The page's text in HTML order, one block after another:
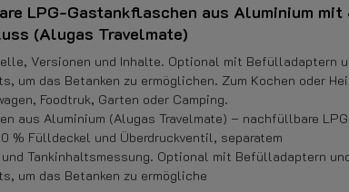
LPG-Gastankflaschen aus Aluminium mit
(Alugas Travelmate)
Versionen und Inhalte. Optional mit Befülladaptern
um das Betanken zu ermöglichen. Zum Kochen oder
Foodtruk, Garten oder Camping.
aus Aluminium (Alugas Travelmate) – nachfüllbare
% Fülldeckel und Überdruckventil, separatem
Tankinhaltsmessung. Optional mit Befülladaptern
um das Betanken zu ermögliche